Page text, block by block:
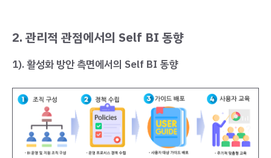
2. 관리적 관점에서의 Self BI 동향
1). 활성화 방안 측면에서의 Self BI 동향